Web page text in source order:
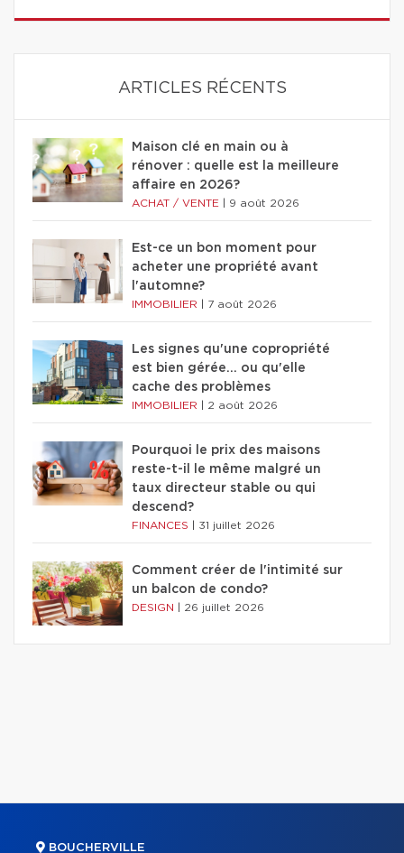
ARTICLES RÉCENTS
Maison clé en main ou à
rénover : quelle est la meilleure
affaire en 2026?
ACHAT / VENTE 9 août 2026
Est-ce un bon moment pour
acheter une propriété avant
l'automne?
IMMOBILIER 7 août 2026
Les signes qu'une copropriété
est bien gérée… ou qu'elle
cache des problèmes
IMMOBILIER 2 août 2026
Pourquoi le prix des maisons
reste-t-il le même malgré un
taux directeur stable ou qui
descend?
FINANCES 31 juillet 2026
Comment créer de l'intimité sur
un balcon de condo?
DESIGN 26 juillet 2026
BOUCHERVILLE